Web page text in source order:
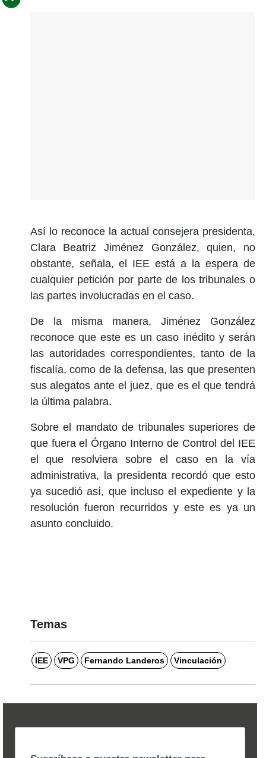
Así lo reconoce la actual consejera presidenta,
Clara Beatriz Jiménez González, quien, no
obstante, señala, el IEE está a la espera de
cualquier petición por parte de los tribunales o
las partes involucradas en el caso.
De la misma manera, Jiménez González
reconoce que este es un caso inédito y serán
las autoridades correspondientes, tanto de la
fiscalía, como de la defensa, las que presenten
sus alegatos ante el juez, que es el que tendrá
la última palabra.
Sobre el mandato de tribunales superiores de
que fuera el Órgano Interno de Control del IEE
el que resolviera sobre el caso en la vía
administrativa, la presidenta recordó que esto
ya sucedió así, que incluso el expediente y la
resolución fueron recurridos y este es ya un
asunto concluido.
Temas
IEE VPG Fernando Landeros Vinculación